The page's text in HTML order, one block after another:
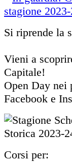
Si riprende la
Vieni a
Capitale!
Open Day nei
Facebook e
Corsi per: